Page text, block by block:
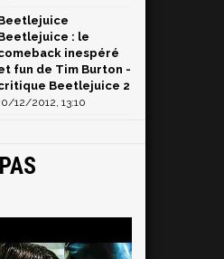
: le
inespéré
fun de Tim Burton -
Beetlejuice 2
12/2012, 13:10